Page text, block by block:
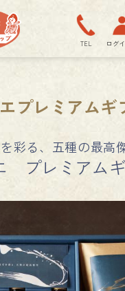
TEL ログ
プレミアムギ
彩る、五種の最高
プレミアム